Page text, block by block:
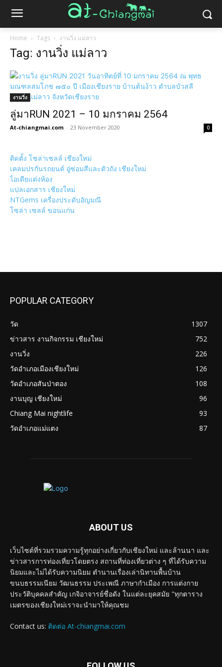
Home Tags งานวิ่ง แม่ลาว
Tag: งานวิ่ง แม่ลาว
งานวิ่ง
ลู่มาRUN 2021 – 10 มกราคม 2564
At-chiangmai.com - 23 November 2020 0
ติดตั้ง โซล่าเซลล์ เชียงใหม่
เคลมปรกันรถยนต์ อู่ซ่อมสีและตัวถัง เชียงใหม่
ไอเดียแต่งห้อง
แปลเอกสาร เชียงใหม่
NTGems เครื่องประดับอัญมณี
โซล่า เซลล์ ขอนแก่น
POPULAR CATEGORY
วัด
1307
ข่าวสาร งานกิจกรรม เชียงใหม่
752
งานวิ่ง
226
วัดอำเภอเมืองเชียงใหม่
126
วัดอำเภอสันป่าตอง
108
งานบุญ เชียงใหม่
96
Chiang Mai nightlife
93
วัดอำเภอแม่แตง
87
ABOUT US
เว็บไซต์ที่รวมรวมความรู้ทุกอย่างเกี่ยวกับเชียงใหม่ และล้านนา และ
ข่าวสารการท่องเที่ยวโดยตรง สถานที่ท่องเที่ยวต่าง ๆ ที่ได้รับความ
นิยมและไม่ได้รับความนิยม ตำนานเรื่องเล่านิทานพื้นบ้าน
ขนบธรรมเนียม วัฒนธรรม ประเพณี ภาษากำเมือง การแต่งกาย
ประวัติบุคคลสำคัญ เกจิอาจารย์ชื่อดัง ในแต่ละยุคสมัย "ทุกตาราง
เมตรของเชียงใหม่เราจะนำมาให้คุณชม
Contact us: ติดต่อ At-chiangmai.com